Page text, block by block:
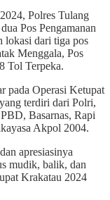
Polres Tulang
Pos Pengamanan
lokasi dari tiga pos
Menggala, Pos
Tol Terpeka.
pada Operasi Ketupat
terdiri dari Polri,
Basarnas, Rapi
Akpol 2004.
apresiasinya
mudik, balik, dan
Krakatau 2024